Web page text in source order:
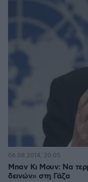
Μπαν Κι Μουν: Να
δεινών» στη Γάζα
06.08.2014, 20:05